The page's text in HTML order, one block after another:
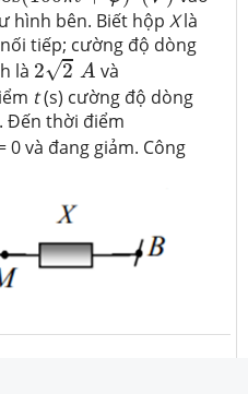
hình bên. Biết hộp Xlà
tiếp; cường độ dòng
là 2√2 A
22A và
t(s) cường độ dòng
Đến thời điểm
0 và đang giảm. Công